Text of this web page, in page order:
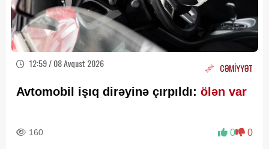
12:59 / 08 Avqust 2026 CƏMİYYƏT
Avtomobil işıq dirəyinə çırpıldı: ölən var
160 0 0